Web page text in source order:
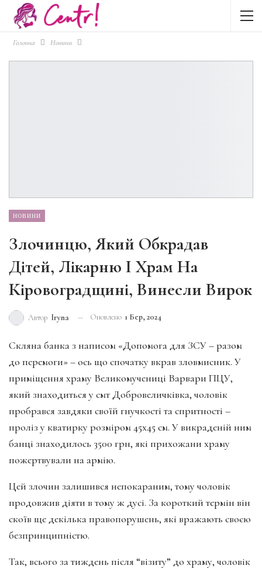
Головна Новини
НОВИНИ
Злочинцю, Який Обкрадав
Дітей, Лікарню І Храм На
Кіровоградщині, Винесли Вирок
Автор Iryna Оновлено 1 Бер, 2024
Скляна банка з написом «Допомога для ЗСУ – разом
до перемоги» – ось що спочатку вкрав зловмисник. У
приміщення храму Великомучениці Варвари ПЦУ,
який знаходиться у смт Добровеличківка, чоловік
пробрався завдяки своїй гнучкості та спритності –
проліз у кватирку розміром 45х45 см. У викраденій ним
банці знаходилось 3500 грн, які прихожани храму
пожертвували на армію.
Цей злочин залишився непокараним, тому чоловік
продовжив діяти в тому ж дусі. За короткий термін він
скоїв ще декілька правопорушень, які вражають своєю
безпринципністю.
Так, всього за тиждень після “візиту” до храму, чоловік